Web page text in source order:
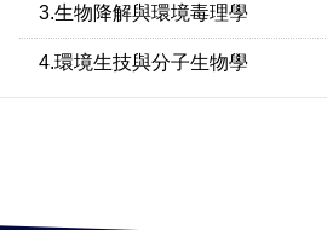
3.生物降解與環境毒理學
4.環境生技與分子生物學